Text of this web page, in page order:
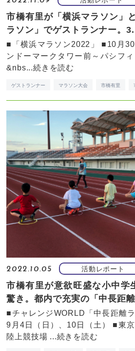
市橋有里が「横浜マラソン」
ラソン」でゲストランナー。
■「横浜マラソン2022」 ■10月
ンドーマークタワー前～パシフ
&nbs...続きを読む
ゲストランナー マラソン大会 市橋有里
2022.10.05 活動レポート
市橋有里が意欲旺盛な小中学
驚き。都内で充実の「中長距
■チャレンジWORLD「中長距離
9月4日（日）、10日（土） ■東
陸上競技場 ...続きを読む